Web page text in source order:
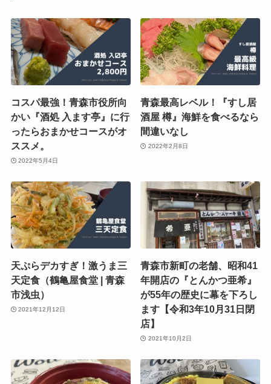
コスパ最強！青森市役所向
かい『酒処 入ます亭』に行
ったらおまかせコースがオ
ススメ。
2022年5月4日
青森最高レベル！『すし居
酒屋 樽』海鮮を食べるなら
間違いなし
2022年2月8日
天ぷらデカすぎ！激うま三
天定食（鶴亀屋食堂 | 青森
市浅虫）
2021年12月12日
青森市新町の老舗、昭和41
年開店の『とんかつ亜希』
が55年の歴史に幕を下ろし
ます【令和3年10月31日閉
店】
2021年10月2日